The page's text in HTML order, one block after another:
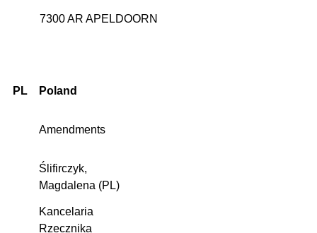
7300 AR APELDOORN
PL Poland
Amendments
Ślifirczyk,
Magdalena (PL)
Kancelaria
Rzecznika